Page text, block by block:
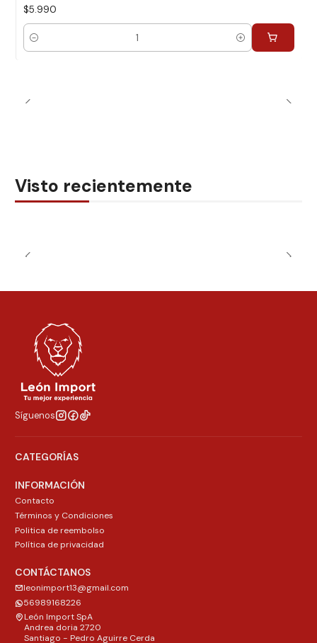
$5.990
Cantidad
Visto recientemente
Síguenos
CATEGORÍAS
INFORMACIÓN
Contacto
Términos y Condiciones
Politica de reembolso
Política de privacidad
CONTÁCTANOS
leonimport13@gmail.com
56989168226
León Import SpA
Andrea doria 2720
Santiago - Pedro Aguirre Cerda